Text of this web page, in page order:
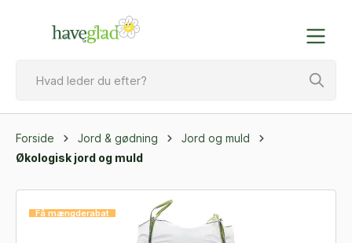
Forside Jord & gødning
Jord og muld
Økologisk jord og muld
Få mængderabat